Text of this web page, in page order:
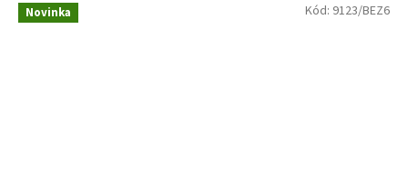
Novinka Kód: 9123/BEZ6